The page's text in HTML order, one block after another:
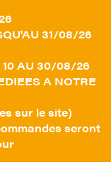
31/08/26
10 AU 30/08/26
A NOTRE
sur le site)
seront